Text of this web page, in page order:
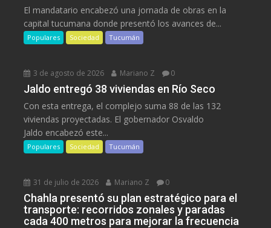
El mandatario encabezó una jornada de obras en la
capital tucumana donde presentó los avances de...
Populares Sociedad Tucumán
3 de agosto de 2026 Mariano Z 0
Jaldo entregó 38 viviendas en Río Seco
Con esta entrega, el complejo suma 88 de las 132
viviendas proyectadas. El gobernador Osvaldo
Jaldo encabezó este...
Populares Sociedad Tucumán
31 de julio de 2026 Mariano Z 0
Chahla presentó su plan estratégico para el
transporte: recorridos zonales y paradas
cada 400 metros para mejorar la frecuencia